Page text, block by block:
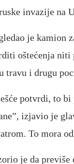
invazije na
je kamion
oštećenja niti
travu i drugu
potvrdi, to
izjavio je
To mora
je da